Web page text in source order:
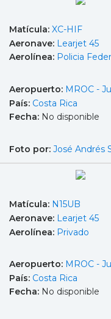
Matícula: XC-HIF
Aeronave: Learjet 45
Aerolínea: Policia
Aeropuerto: MROC -
País: Costa Rica
Fecha: No disponible
Foto por: José Andrés
Matícula: N15UB
Aeronave: Learjet 45
Aerolínea: Privado
Aeropuerto: MROC -
País: Costa Rica
Fecha: No disponible